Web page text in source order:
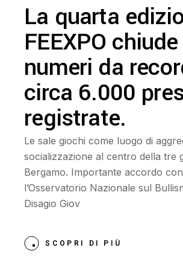
La quarta
FEEXPO
numeri da
circa 6.000
registrate.
Le sale giochi come luogo di
socializzazione al centro della tre
Bergamo. Importante accordo con
l’Osservatorio Nazionale sul
Disagio Giov
SCOPRI DI PIÙ